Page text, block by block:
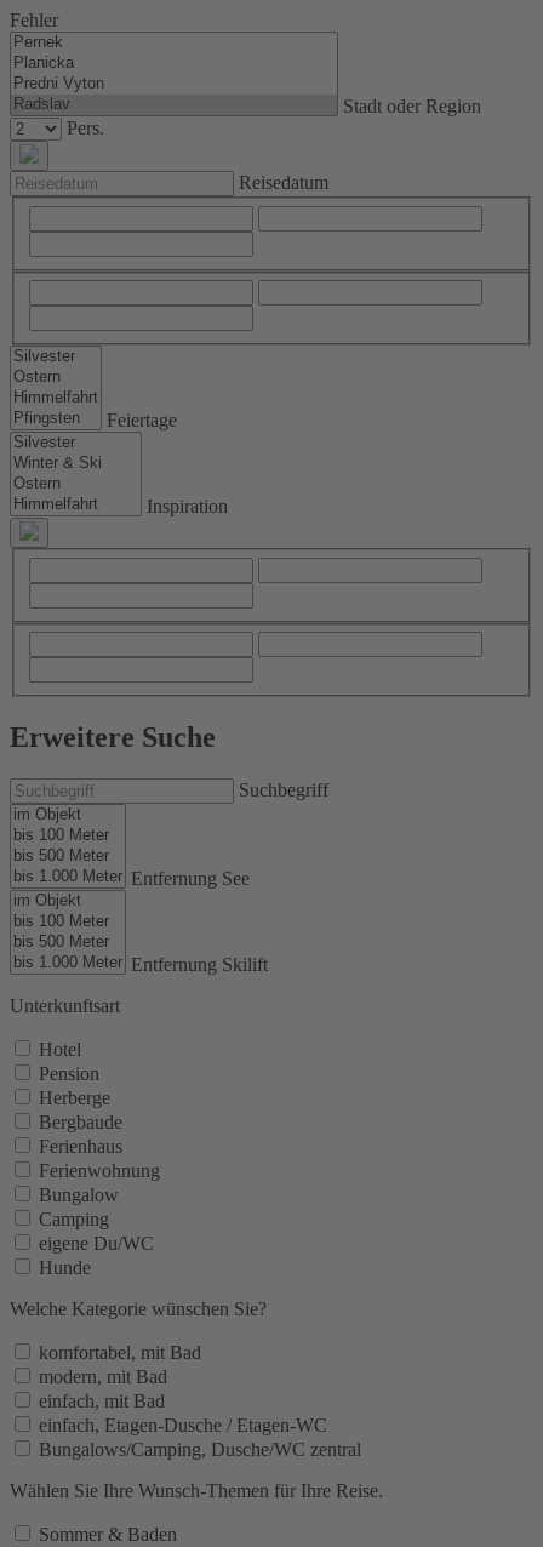
Fehler
Stadt oder Region
Pers.
Reisedatum
Feiertage
Inspiration
Erweitere Suche
Suchbegriff
Entfernung See
Entfernung Skilift
Unterkunftsart
Hotel
Pension
Herberge
Bergbaude
Ferienhaus
Ferienwohnung
Bungalow
Camping
eigene Du/WC
Hunde
Welche Kategorie wünschen Sie?
komfortabel, mit Bad
modern, mit Bad
einfach, mit Bad
einfach, Etagen-Dusche / Etagen-WC
Bungalows/Camping, Dusche/WC zentral
Wählen Sie Ihre Wunsch-Themen für Ihre Reise.
Sommer & Baden